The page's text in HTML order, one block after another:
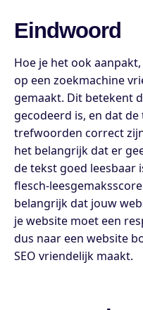
Eindwoord
Hoe je het ook
op een zoekmachine
gemaakt. Dit betekent
gecodeerd is, en dat
trefwoorden correct
het belangrijk dat er
de tekst goed leesbaar
flesch-
belangrijk dat jouw
je website moet een
dus naar een website
SEO vriendelijk maakt.